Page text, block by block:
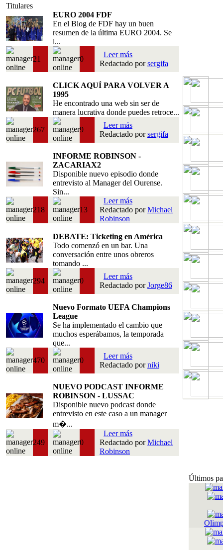
Titulares
EURO 2004 FDF
En el Blog de FDF hay un buen
resumen de la última EURO 2004. Se
l...
21 0
Leer más
Redactado porsergifa
CLICK AQUÍ PARA VOLVER A
1995
He encontrado una web sin ser de
manera lucrativa donde puedes retroce...
267 9
Leer más
Redactado porsergifa
INFORME ROBINSON -
ZACARIAX2
Disponible nuevo episodio donde
entrevisto al Manager del Ourense.
Sin...
218 13
Leer más
Redactado porMichael
Robinson
DEBATE: Ticketing en América
Todo comenzó en un bar. Una
conversación entre unos obreros
tomando ...
294 0
Leer más
Redactado porJorge86
Nuevo Formato UEFA Champions
League
Se ha implementado el cambio que
muchos esperábamos, la temporada
que...
470 0
Leer más
Redactado porniki
NUEVO PODCAST INFORME
ROBINSON - LUSSAC
Disponible nuevo podcast donde
entrevisto en este caso a un manager
m�...
249 0
Leer más
Redactado porMichael
Robinson
Últimos